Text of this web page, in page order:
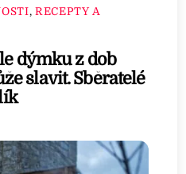
, RECEPTY A
dýmku z dob
slavit. Sběratelé